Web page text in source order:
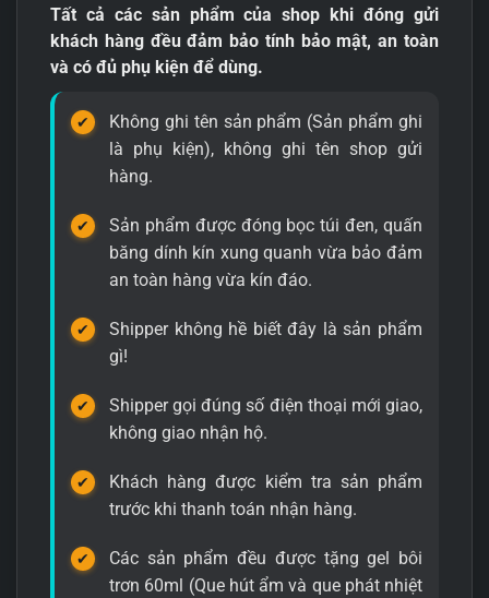
Tất cả các sản phẩm của shop khi đóng gửi
khách hàng đều đảm bảo tính bảo mật, an toàn
và có đủ phụ kiện để dùng.
Không ghi tên sản phẩm (Sản phẩm ghi
là phụ kiện), không ghi tên shop gửi
hàng.
Sản phẩm được đóng bọc túi đen, quấn
băng dính kín xung quanh vừa bảo đảm
an toàn hàng vừa kín đáo.
Shipper không hề biết đây là sản phẩm
gì!
Shipper gọi đúng số điện thoại mới giao,
không giao nhận hộ.
Khách hàng được kiểm tra sản phẩm
trước khi thanh toán nhận hàng.
Các sản phẩm đều được tặng gel bôi
trơn 60ml (Que hút ẩm và que phát nhiệt